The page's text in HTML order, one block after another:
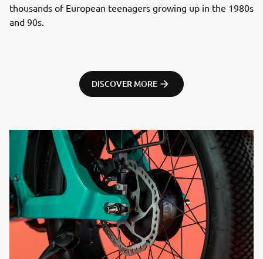
thousands of European teenagers growing up in the 1980s
and 90s.
DISCOVER MORE